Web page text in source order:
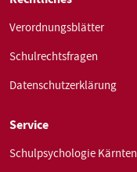
Verordnungsblätter
Schulrechtsfragen
Datenschutzerklärung
Service
Schulpsychologie Kärnten